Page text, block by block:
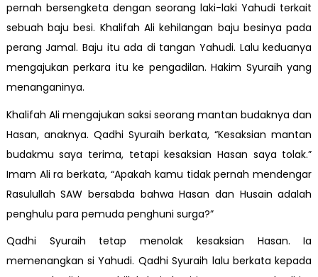
pernah bersengketa dengan seorang laki-laki Yahudi terkait
sebuah baju besi. Khalifah Ali kehilangan baju besinya pada
perang Jamal. Baju itu ada di tangan Yahudi. Lalu keduanya
mengajukan perkara itu ke pengadilan. Hakim Syuraih yang
menanganinya.
Khalifah Ali mengajukan saksi seorang mantan budaknya dan
Hasan, anaknya. Qadhi Syuraih berkata, “Kesaksian mantan
budakmu saya terima, tetapi kesaksian Hasan saya tolak.”
Imam Ali ra berkata, “Apakah kamu tidak pernah mendengar
Rasulullah SAW bersabda bahwa Hasan dan Husain adalah
penghulu para pemuda penghuni surga?”
Qadhi Syuraih tetap menolak kesaksian Hasan. Ia
memenangkan si Yahudi. Qadhi Syuraih lalu berkata kepada